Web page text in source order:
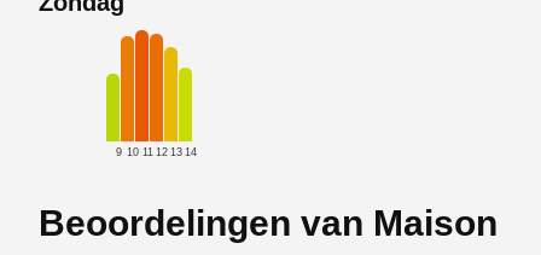
9 10 11 12 13 14
Beoordelingen van Maison